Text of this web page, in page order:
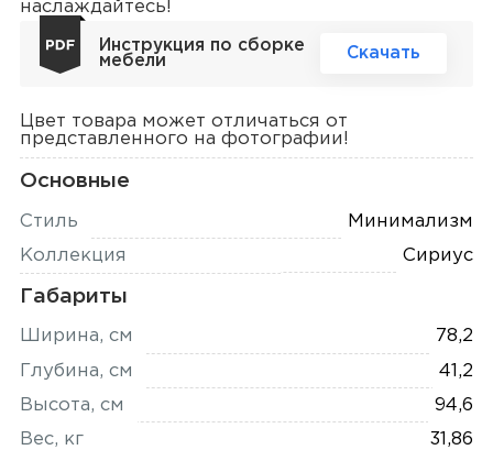
наслаждайтесь!
Инструкция по сборке
мебели
Скачать
Цвет товара может отличаться от
представленного на фотографии!
Основные
Стиль Минимализм
Коллекция Сириус
Габариты
Ширина, см 78,2
Глубина, см 41,2
Высота, см 94,6
Вес, кг 31,86